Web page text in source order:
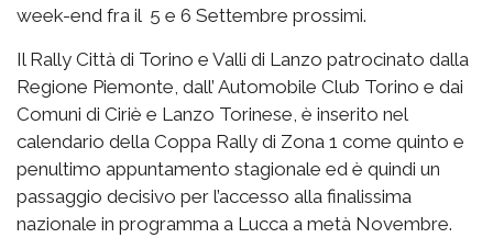
week-end fra il 5 e 6 Settembre prossimi.
Il Rally Città di Torino e Valli di Lanzo patrocinato dalla
Regione Piemonte, dall’ Automobile Club Torino e dai
Comuni di Ciriè e Lanzo Torinese, è inserito nel
calendario della Coppa Rally di Zona 1 come quinto e
penultimo appuntamento stagionale ed è quindi un
passaggio decisivo per l’accesso alla finalissima
nazionale in programma a Lucca a metà Novembre.